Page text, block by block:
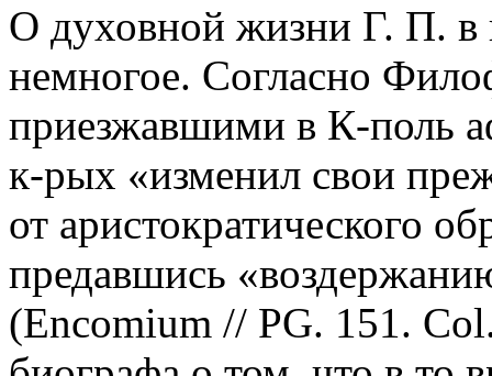
О духовной жизни Г. П. в
немногое. Согласно
приезжавшими в К-поль
к-рых «изменил свои
от аристократического
предавшись
(Encomium // PG. 151.